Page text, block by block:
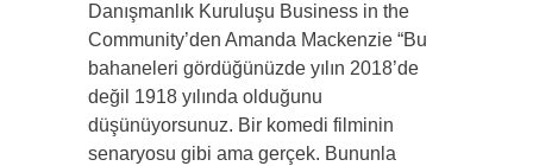
Danışmanlık Kuruluşu Business in the
Community’den Amanda Mackenzie “Bu
bahaneleri gördüğünüzde yılın 2018’de
değil 1918 yılında olduğunu
düşünüyorsunuz. Bir komedi filminin
senaryosu gibi ama gerçek. Bununla